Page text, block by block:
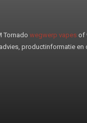
Tornado wegwerp vapes of
productinformatie en